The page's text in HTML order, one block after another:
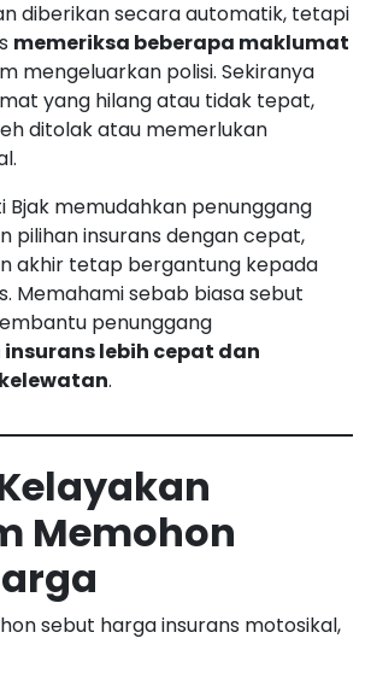
diberikan secara automatik, tetapi
memeriksa beberapa maklumat
mengeluarkan polisi. Sekiranya
yang hilang atau tidak tepat,
ditolak atau memerlukan
memudahkan penunggang
pilihan insurans dengan cepat,
akhir tetap bergantung kepada
Memahami sebab biasa sebut
penunggang
lebih cepat dan
.
Memohon
sebut harga insurans motosikal,